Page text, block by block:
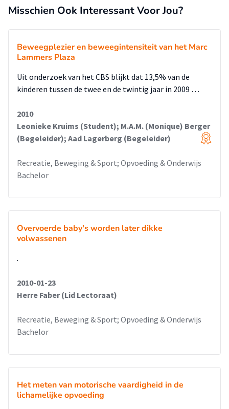
termijn de standaard.
De aanbeveling voor JOGG Roosendaal is een uitgewerkt
implementatieplan voor de watertappunten op
basisscholen in Roosendaal met bevorderende factoren.
Misschien Ook Interessant Voor Jou?
Beweegplezier en beweegintensiteit van het Marc
Lammers Plaza
Uit onderzoek van het CBS blijkt dat 13,5% van de
kinderen tussen de twee en de twintig jaar in 2009 …
2010
Leonieke Kruims (Student); M.A.M. (Monique) Berger
(Begeleider); Aad Lagerberg (Begeleider)
Recreatie, Beweging & Sport; Opvoeding & Onderwijs
Bachelor
Overvoerde baby's worden later dikke
volwassenen
.
2010-01-23
Herre Faber (Lid Lectoraat)
Recreatie, Beweging & Sport; Opvoeding & Onderwijs
Bachelor
Het meten van motorische vaardigheid in de
lichamelijke opvoeding